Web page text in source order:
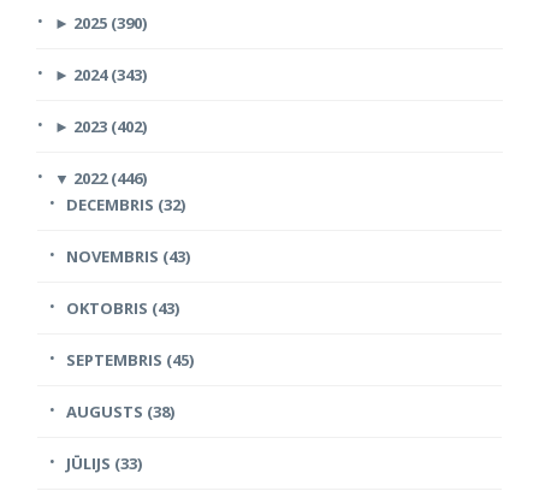
► 2025 (390)
► 2024 (343)
► 2023 (402)
▼ 2022 (446)
DECEMBRIS (32)
NOVEMBRIS (43)
OKTOBRIS (43)
SEPTEMBRIS (45)
AUGUSTS (38)
JŪLIJS (33)